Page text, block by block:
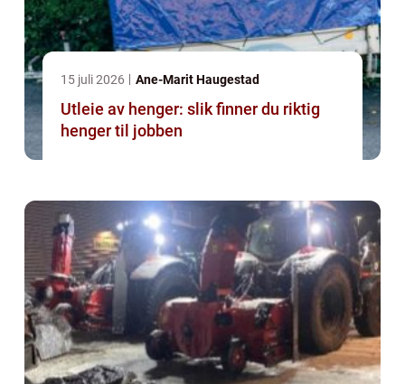
15 juli 2026 Ane-Marit Haugestad
Utleie av henger: slik finner du riktig
henger til jobben